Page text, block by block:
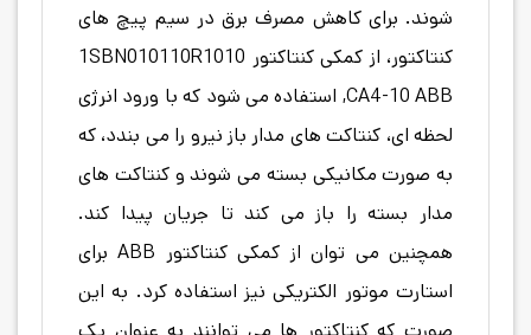
شوند. برای کاهش مصرف برق در سیم پیچ های
کنتاکتور، از کمکی کنتاکتور 1SBN010110R1010
,CA4-10 ABB استفاده می شود که با ورود انرژی
لحظه ای، کنتاکت های مدار باز نیرو را می بندد، که
به صورت مکانیکی بسته می شوند و کنتاکت های
مدار بسته را باز می کند تا جریان پیدا کند.
همچنین می توان از کمکی کنتاکتور ABB برای
استارت موتور الکتریکی نیز استفاده کرد. به این